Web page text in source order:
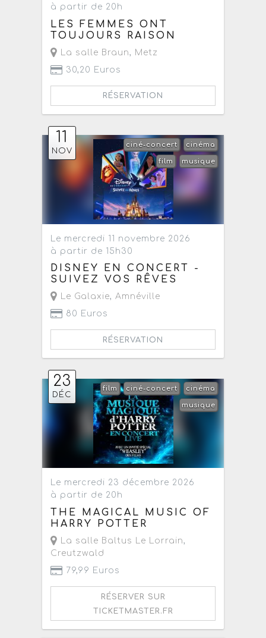
à partir de 20h
LES FEMMES ONT
TOUJOURS RAISON
La salle Braun, Metz
30,20 Euros
RÉSERVATION
11
NOV
cinéma
ciné-concert
musique
film
Le mercredi 11 novembre 2026
à partir de 15h30
DISNEY EN CONCERT -
SUIVEZ VOS RÊVES
Le Galaxie, Amnéville
80 Euros
RÉSERVATION
23
DÉC
cinéma
ciné-concert
film
musique
Le mercredi 23 décembre 2026
à partir de 20h
THE MAGICAL MUSIC OF
HARRY POTTER
La salle Baltus Le Lorrain,
Creutzwald
79,99 Euros
RÉSERVER SUR
TICKETMASTER.FR